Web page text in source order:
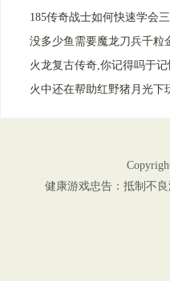
185传奇战士如何快速学会
没多少鱼需要魔龙刀兵千粒
火龙复古传奇,你记得吗于
火中还在帮助红野猪月光下
健康游戏忠告：抵制不